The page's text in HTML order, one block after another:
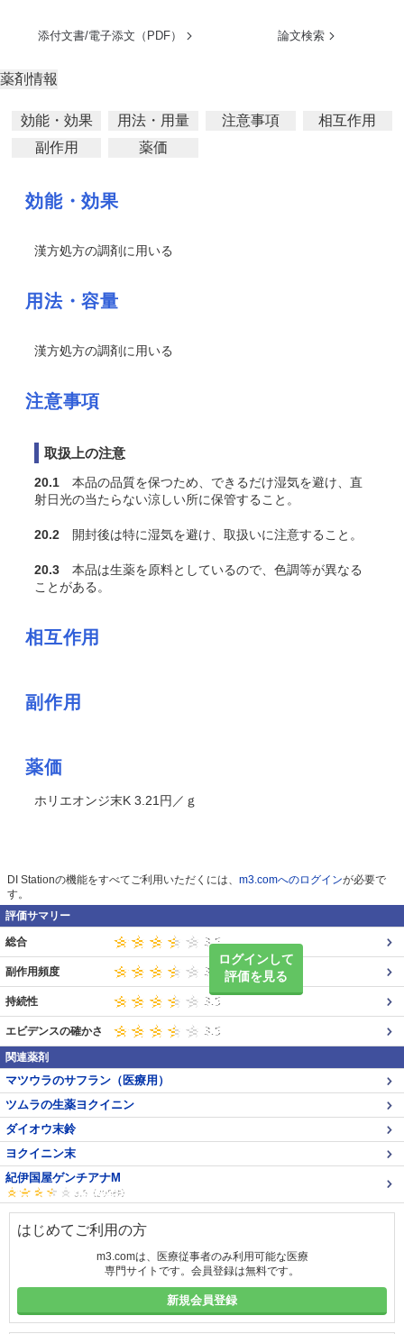
添付文書/電子添文（PDF） 論文検索
薬剤情報
効能・効果 用法・用量 注意事項
相互作用
副作用
薬価
効能・効果
漢方処方の調剤に用いる
用法・容量
漢方処方の調剤に用いる
注意事項
取扱上の注意
20.1 本品の品質を保つため、できるだけ湿気を避け、直
射日光の当たらない涼しい所に保管すること。
20.2 開封後は特に湿気を避け、取扱いに注意すること。
20.3 本品は生薬を原料としているので、色調等が異なる
ことがある。
相互作用
副作用
薬価
ホリエオンジ末K 3.21円／ｇ
DI Stationの機能をすべてご利用いただくには、 m3.comへのログインが必要で
す。
評価サマリー
ログインして
評価を見る
総合
副作用頻度
持続性
エビデンスの確かさ
関連薬剤
マツウラのサフラン（医療用）
ツムラの生薬ヨクイニン
ダイオウ末鈴
ヨクイニン末
紀伊国屋ゲンチアナM
はじめてご利用の方
m3.comは、医療従事者のみ利用可能な医療
専門サイトです。会員登録は無料です。
新規会員登録